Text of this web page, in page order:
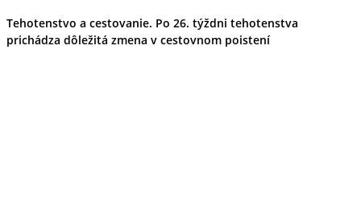
Tehotenstvo a cestovanie. Po 26. týždni tehotenstva
prichádza dôležitá zmena v cestovnom poistení